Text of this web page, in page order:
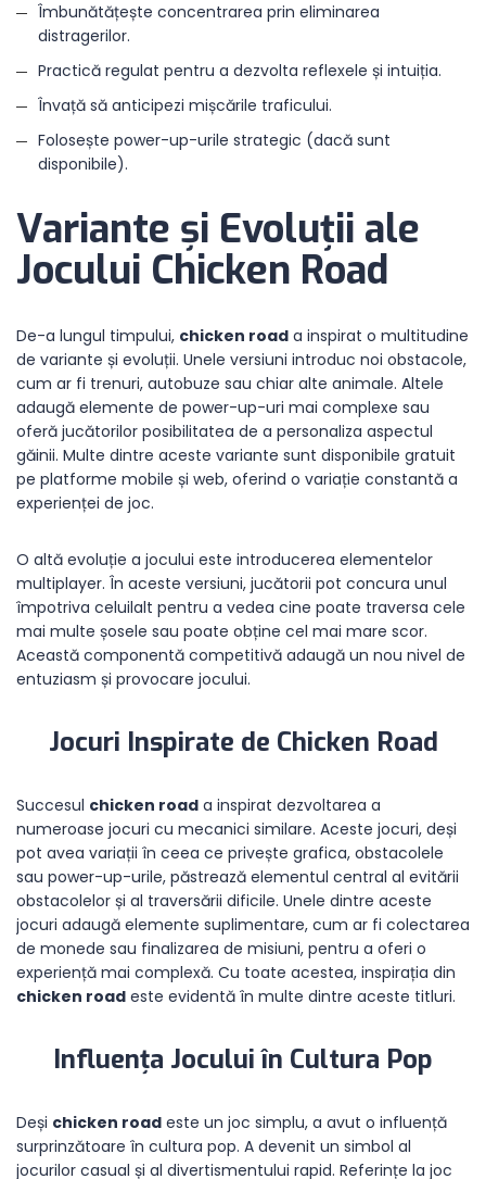
Îmbunătățește concentrarea prin eliminarea
distragerilor.
Practică regulat pentru a dezvolta reflexele și intuiția.
Învață să anticipezi mișcările traficului.
Folosește power-up-urile strategic (dacă sunt
disponibile).
Variante și Evoluții ale
Jocului Chicken Road
De-a lungul timpului, chicken road a inspirat o multitudine
de variante și evoluții. Unele versiuni introduc noi obstacole,
cum ar fi trenuri, autobuze sau chiar alte animale. Altele
adaugă elemente de power-up-uri mai complexe sau
oferă jucătorilor posibilitatea de a personaliza aspectul
găinii. Multe dintre aceste variante sunt disponibile gratuit
pe platforme mobile și web, oferind o variație constantă a
experienței de joc.
O altă evoluție a jocului este introducerea elementelor
multiplayer. În aceste versiuni, jucătorii pot concura unul
împotriva celuilalt pentru a vedea cine poate traversa cele
mai multe șosele sau poate obține cel mai mare scor.
Această componentă competitivă adaugă un nou nivel de
entuziasm și provocare jocului.
Jocuri Inspirate de Chicken Road
Succesul chicken road a inspirat dezvoltarea a
numeroase jocuri cu mecanici similare. Aceste jocuri, deși
pot avea variații în ceea ce privește grafica, obstacolele
sau power-up-urile, păstrează elementul central al evitării
obstacolelor și al traversării dificile. Unele dintre aceste
jocuri adaugă elemente suplimentare, cum ar fi colectarea
de monede sau finalizarea de misiuni, pentru a oferi o
experiență mai complexă. Cu toate acestea, inspirația din
chicken road este evidentă în multe dintre aceste titluri.
Influența Jocului în Cultura Pop
Deși chicken road este un joc simplu, a avut o influență
surprinzătoare în cultura pop. A devenit un simbol al
jocurilor casual și al divertismentului rapid. Referințe la joc